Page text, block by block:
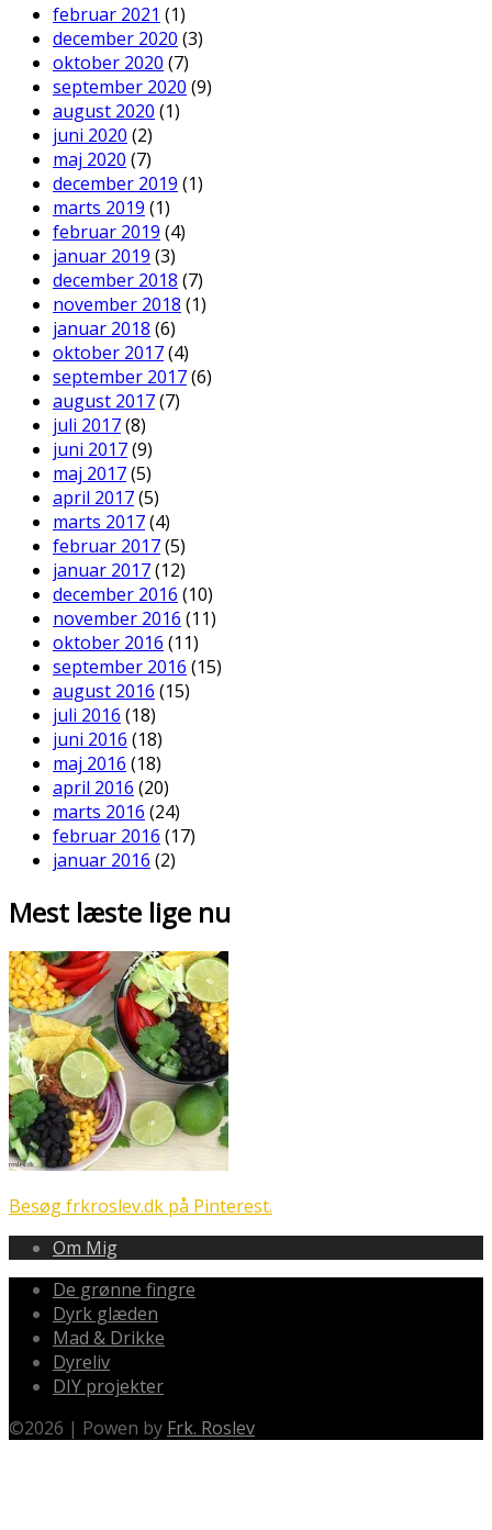
februar 2021 (1)
december 2020 (3)
oktober 2020 (7)
september 2020 (9)
august 2020 (1)
juni 2020 (2)
maj 2020 (7)
december 2019 (1)
marts 2019 (1)
februar 2019 (4)
januar 2019 (3)
december 2018 (7)
november 2018 (1)
januar 2018 (6)
oktober 2017(4)
september 2017(6)
august 2017(7)
juli 2017(8)
juni 2017(9)
maj 2017(5)
april 2017(5)
marts 2017(4)
februar 2017(5)
januar 2017(12)
december 2016 (10)
november 2016 (11)
oktober 2016 (11)
september 2016 (15)
august 2016 (15)
juli 2016 (18)
juni 2016 (18)
maj 2016 (18)
april 2016 (20)
marts 2016 (24)
februar 2016 (17)
januar 2016 (2)
Mest læste lige nu
Besøg frkroslev.dk på Pinterest.
Om Mig
De grønne fingre
Dyrk glæden
Mad & Drikke
Dyreliv
DIY projekter
©2026 | Powen by Frk. Roslev